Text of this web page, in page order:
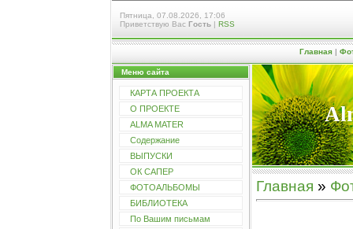
Пятница, 07.08.2026, 17:06
Приветствую Вас Гость | RSS
Главная|
Меню сайта
КАРТА ПРОЕКТА
О ПРОЕКТЕ
ALMA MATER
Содержание
ВЫПУСКИ
ОК САПЕР
ФОТОАЛЬБОМЫ
БИБЛИОТЕКА
По Вашим письмам
Главная »